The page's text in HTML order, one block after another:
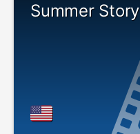
Summer Story